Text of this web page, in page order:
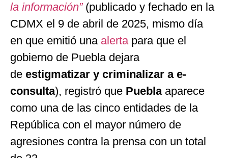
la información”(publicado y fechado en la
CDMX el 9 de abril de 2025, mismo día
en que emitió una alertapara que el
gobierno de Puebla dejara
de estigmatizar y criminalizar a e-
consulta), registró que Pueblaaparece
como una de las cinco entidades de la
República con el mayor número de
agresiones contra la prensa con un total